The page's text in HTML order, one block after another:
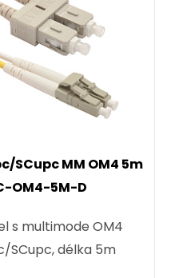
SCupc MM OM4 5m
OM4-5M-D
s multimode OM4
SCupc, délka 5m